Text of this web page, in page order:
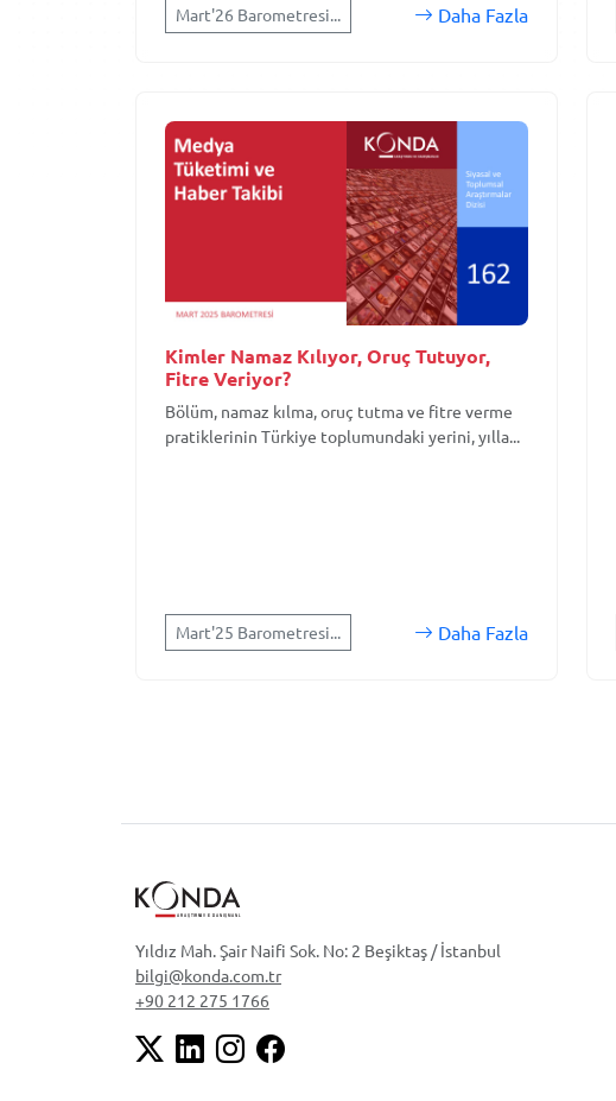
Mart'26 Barometresi... Daha Fazla
Kimler Namaz Kılıyor, Oruç Tutuyor,
Fitre Veriyor?
Bölüm, namaz kılma, oruç tutma ve fitre verme
pratiklerinin Türkiye toplumundaki yerini, yılla...
Mart'25 Barometresi... Daha Fazla
Yıldız Mah. Şair Naifi Sok. No: 2 Beşiktaş / İstanbul
bilgi@konda.com.tr
+90 212 275 1766